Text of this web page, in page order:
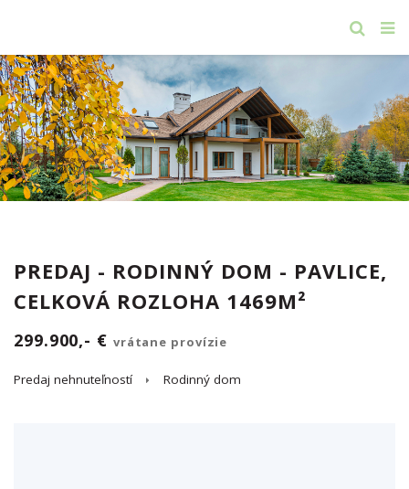
PREDAJ - RODINNÝ DOM - PAVLICE,
CELKOVÁ ROZLOHA 1469M²
299.900,- € vrátane provízie
Predaj nehnuteľností Rodinný dom